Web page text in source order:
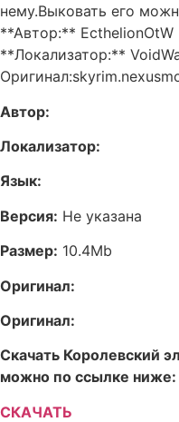
нему.Выковать его
**Автор:** EcthelionOtW
**Локализатор:**
Автор:
Локализатор:
Язык:
Версия: Не указана
Размер: 10.4Mb
Оригинал:
Оригинал:
Скачать Королевский
можно по ссылке ниже:
СКАЧАТЬ